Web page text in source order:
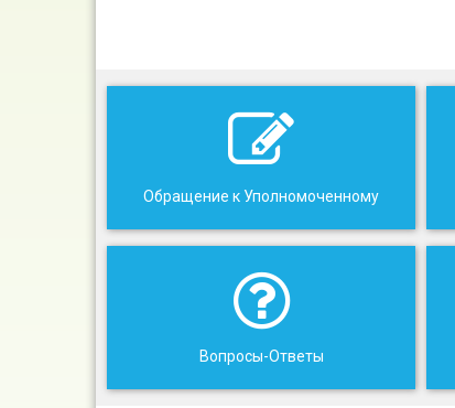
Обращение к Уполномоченному
Вопросы-Ответы